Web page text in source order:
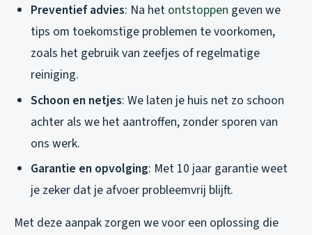
Preventief advies: Na het ontstoppen geven we
tips om toekomstige problemen te voorkomen,
zoals het gebruik van zeefjes of regelmatige
reiniging.
Schoon en netjes: We laten je huis net zo schoon
achter als we het aantroffen, zonder sporen van
ons werk.
Garantie en opvolging: Met 10 jaar garantie weet
je zeker dat je afvoer probleemvrij blijft.
Met deze aanpak zorgen we voor een oplossing die